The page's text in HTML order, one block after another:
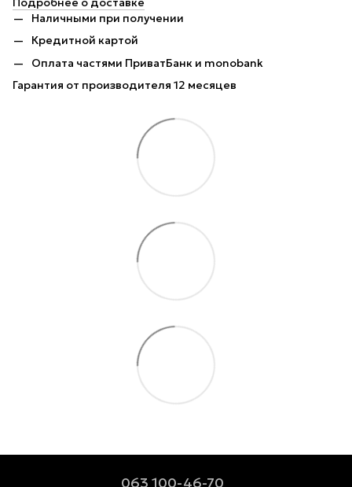
Наличными при получении
Кредитной картой
Оплата частями ПриватБанк и monobank
Гарантия от производителя 12 месяцев
063 100-46-70